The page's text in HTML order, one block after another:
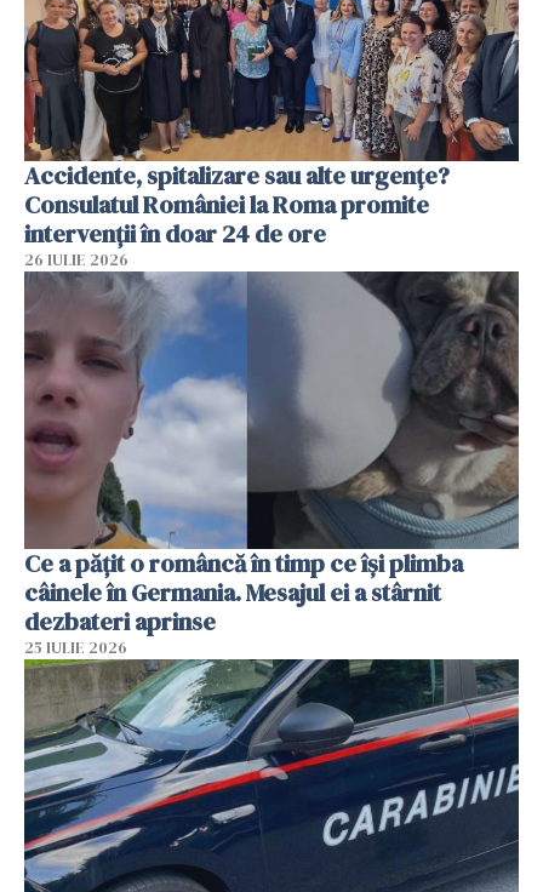
Accidente, spitalizare sau alte urgențe?
Consulatul României la Roma promite
intervenții în doar 24 de ore
26 IULIE 2026
Ce a pățit o româncă în timp ce își plimba
câinele în Germania. Mesajul ei a stârnit
dezbateri aprinse
25 IULIE 2026